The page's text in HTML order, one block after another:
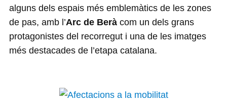
alguns dels espais més emblemàtics de les zones
de pas, amb l’Arc de Beràcom un dels grans
protagonistes del recorregut i una de les imatges
més destacades de l’etapa catalana.